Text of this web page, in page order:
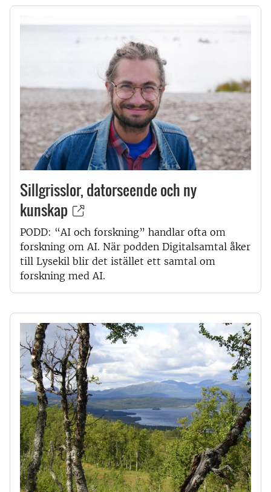
Sillgrisslor, datorseende och ny
kunskap
PODD: “AI och forskning” handlar ofta om
forskning om AI. När podden Digitalsamtal åker
till Lysekil blir det istället ett samtal om
forskning med AI.